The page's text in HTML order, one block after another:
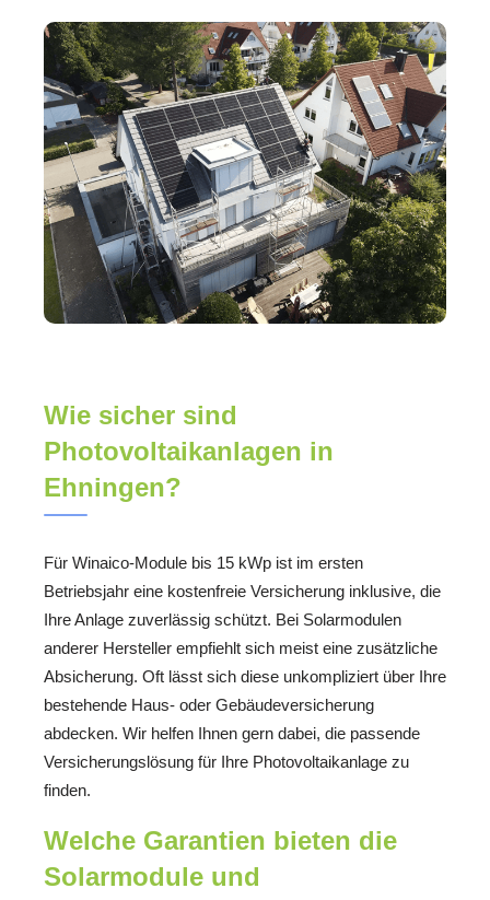
Wie sicher sind
Photovoltaikanlagen in
Ehningen?
Für Winaico-Module bis 15 kWp ist im ersten
Betriebsjahr eine kostenfreie Versicherung inklusive, die
Ihre Anlage zuverlässig schützt. Bei Solarmodulen
anderer Hersteller empfiehlt sich meist eine zusätzliche
Absicherung. Oft lässt sich diese unkompliziert über Ihre
bestehende Haus- oder Gebäudeversicherung
abdecken. Wir helfen Ihnen gern dabei, die passende
Versicherungslösung für Ihre Photovoltaikanlage zu
finden.
Welche Garantien bieten die
Solarmodule und